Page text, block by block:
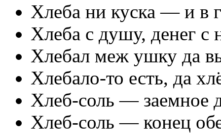
Хлеба ни куска — и в
Хлеба с душу, денег с
Хлебал меж ушку да
Хлебало-то есть, да
Хлеб-соль — заемное
Хлеб-соль — конец